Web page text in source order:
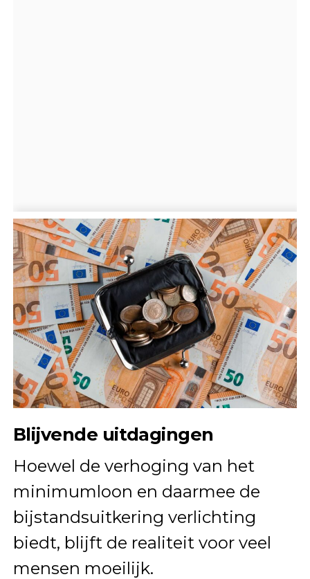
Blijvende uitdagingen
Hoewel de verhoging van het
minimumloon en daarmee de
bijstandsuitkering verlichting
biedt, blijft de realiteit voor veel
mensen moeilijk.